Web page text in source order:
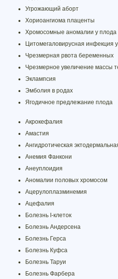
Угрожающий аборт
Хориоангиома плаценты
Хромосомные аномалии у плода
Цитомегаловирусная инфекция
Чрезмерная рвота беременных
Чрезмерное увеличение массы
Эклампсия
Эмболия в родах
Ягодичное предлежание плода
Акрокефалия
Амастия
Ангидротическая
Анемия Фанкони
Анеуплоидия
Аномалии половых хромосом
Ацерулоплазминемия
Ацефалия
Болезнь I-клеток
Болезнь Андерсена
Болезнь Герса
Болезнь Куфса
Болезнь Таруи
Болезнь Фарбера